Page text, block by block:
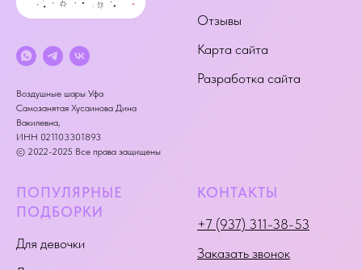
Воздушные шары Уфа
Самозанятая Хусаинова Дина
Вакилевна,
ИНН 021103301893
© 2022-2025 Все права защищены
Отзывы
Карта сайта
Разработка сайта
ПОПУЛЯРНЫЕ
ПОДБОРКИ
Для девочки
КОНТАКТЫ
+7 (937) 311-38-53
Заказать звонок